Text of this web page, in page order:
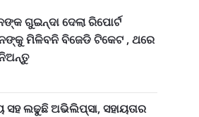
ଗୁଇନ୍ଦା ଦେଲା ରିପୋର୍ଟ
ମିଳିବନି ବିଜେଡି ଟିକେଟ , ଥରେ
ସହ ଲଢୁଛି ଅଭିଲିପ୍ସା, ସହାୟତାର